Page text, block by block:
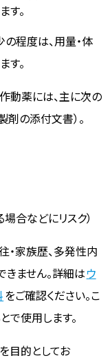
す。
程度は、用量・体
す。
動薬には、主に次の
剤の添付文書）。
合などにリスク）
家族歴、多発性内
ません。詳細はウ
をご確認ください。こ
で使用します。
目的としてお